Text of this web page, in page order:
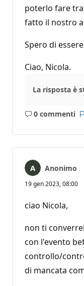
poterlo fare
fatto il nostro
Spero di
Ciao, Nicola.
La risposta è
0 commenti
Nessun
Anonimo
19 gen 2023, 08:00
ciao Nicola,
non ti
con l'evento
controllo/
di mancata